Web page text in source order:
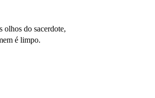
olhos do sacerdote,
é limpo.